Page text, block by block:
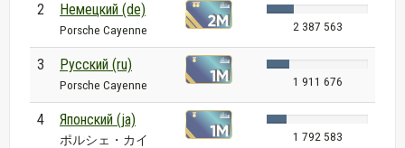
2 Немецкий (de)
Porsche Cayenne 2 387 563
3 Русский (ru)
Porsche Cayenne 1 911 676
4 Японский (ja)
ポルシェ・カイ
1 792 583